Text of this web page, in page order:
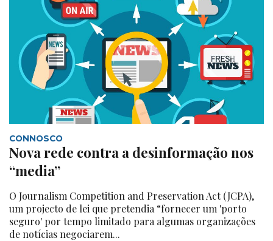
CONNOSCO
Nova rede contra a desinformação nos
“media”
O Journalism Competition and Preservation Act (JCPA),
um projecto de lei que pretendia “fornecer um 'porto
seguro' por tempo limitado para algumas organizações
de notícias negociarem...